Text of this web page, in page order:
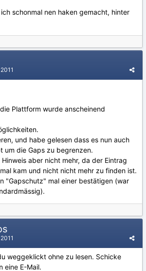
schonmal nen haken gemacht, hinter
Plattform wurde anscheinend
und habe gelesen dass es nun auch
um die Gaps zu begrenzen.
aber nicht mehr, da der Eintrag
kam und nicht nicht mehr zu finden ist.
"Gapschutz" mal einer bestätigen (war
weggeklickt ohne zu lesen. Schicke
eine E-Mail.